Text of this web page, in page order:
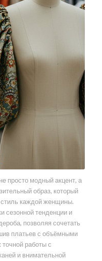
просто модный акцент, а
образ, который
стиль каждой женщины.
сезонной тенденции и
позволяя сочетать
платьев с объёмными
точной работы с
и внимательной